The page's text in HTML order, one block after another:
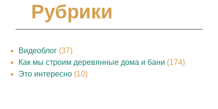
Рубрики
Видеоблог (37)
Как мы строим деревянные дома и бани (174)
Это интересно (10)